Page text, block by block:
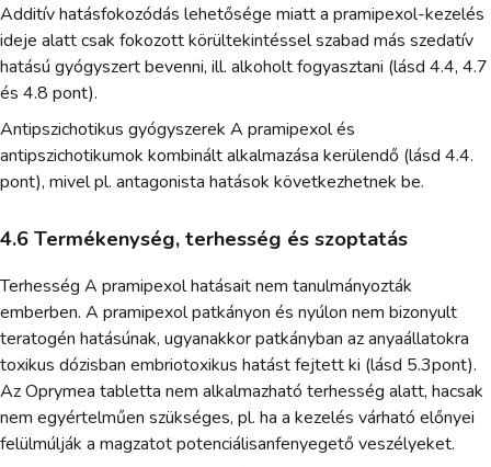
Additív hatásfokozódás lehetősége miatt a pramipexol-kezelés
ideje alatt csak fokozott körültekintéssel szabad más szedatív
hatású gyógyszert bevenni, ill. alkoholt fogyasztani (lásd 4.4, 4.7
és 4.8 pont).
Antipszichotikus gyógyszerek A pramipexol és
antipszichotikumok kombinált alkalmazása kerülendő (lásd 4.4.
pont), mivel pl. antagonista hatások következhetnek be.
4.6 Termékenység, terhesség és szoptatás
Terhesség A pramipexol hatásait nem tanulmányozták
emberben. A pramipexol patkányon és nyúlon nem bizonyult
teratogén hatásúnak, ugyanakkor patkányban az anyaállatokra
toxikus dózisban embriotoxikus hatást fejtett ki (lásd 5.3pont).
Az Oprymea tabletta nem alkalmazható terhesség alatt, hacsak
nem egyértelműen szükséges, pl. ha a kezelés várható előnyei
felülmúlják a magzatot potenciálisanfenyegető veszélyeket.